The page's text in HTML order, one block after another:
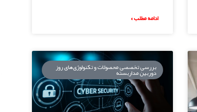
ادامه مطلب »
بررسی تخصصی محصولات و تکنولوژی‌های روز
دوربین مداربسته